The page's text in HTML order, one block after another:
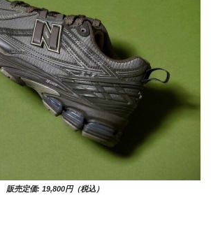
販売定価: 19,800円（税込）